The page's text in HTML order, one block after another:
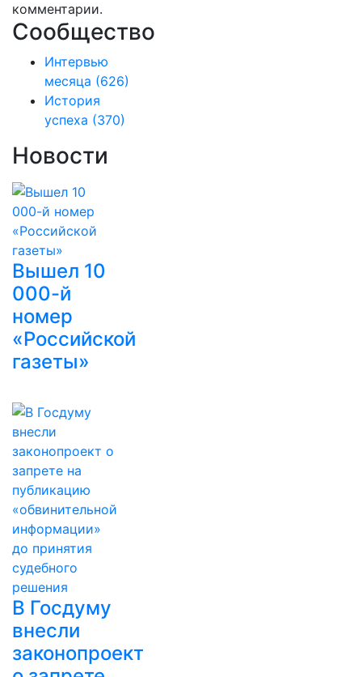
комментарии.
Сообщество
Интервью
месяца (626)
История
успеха (370)
Новости
Вышел 10
000-й
номер
«Российской
газеты»
В Госдуму
внесли
законопроект